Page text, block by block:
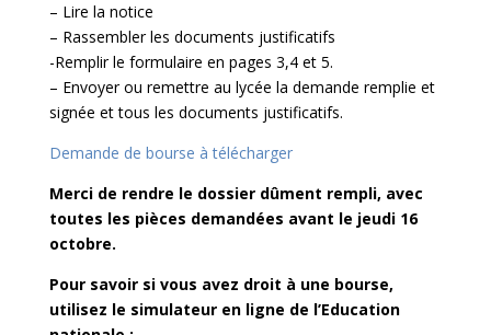
– Lire la notice
– Rassembler les documents justificatifs
-Remplir le formulaire en pages 3,4 et 5.
– Envoyer ou remettre au lycée la demande remplie et
signée et tous les documents justificatifs.
Demande de bourse à télécharger
Merci de rendre le dossier dûment rempli, avec
toutes les pièces demandées avant le jeudi 16
octobre.
Pour savoir si vous avez droit à une bourse,
utilisez le simulateur en ligne de l’Education